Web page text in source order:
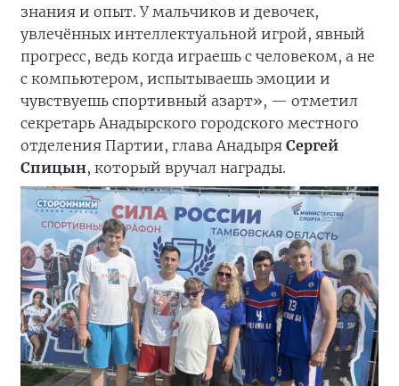
знания и опыт. У мальчиков и девочек,
увлечённых интеллектуальной игрой, явный
прогресс, ведь когда играешь с человеком, а не
с компьютером, испытываешь эмоции и
чувствуешь спортивный азарт», — отметил
секретарь Анадырского городского местного
отделения Партии, глава Анадыря Сергей
Спицын, который вручал награды.